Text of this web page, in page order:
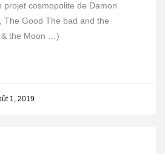
projet cosmopolite de Damon
The Good The bad and the
& the Moon …)
1, 2019